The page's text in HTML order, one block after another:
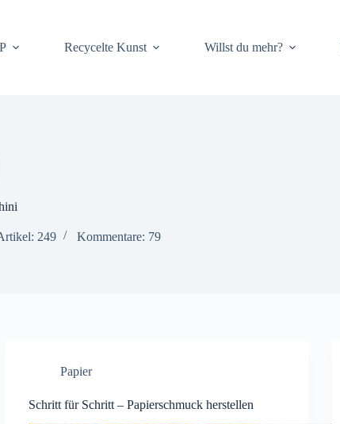
Recycelte Kunst Willst du mehr?
249 Kommentare: 79
Papier
Schritt für Schritt – Papierschmuck herstellen